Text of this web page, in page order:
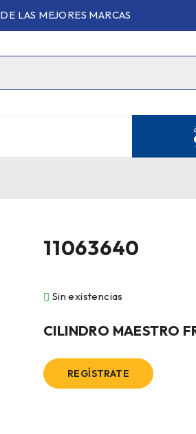
DE LAS MEJORES MARCAS
11063640
Sin existencias
CILINDRO MAESTRO
REGÍSTRATE